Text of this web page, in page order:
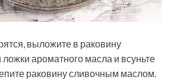
выложите в раковину
ароматного масла и всуньте
раковину сливочным маслом.